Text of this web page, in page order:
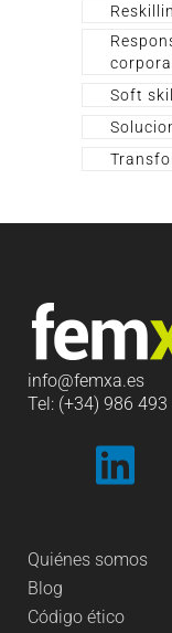
Soft
info@femxa.es
Tel: (+34) 986
Quiénes somos
Blog
Código ético